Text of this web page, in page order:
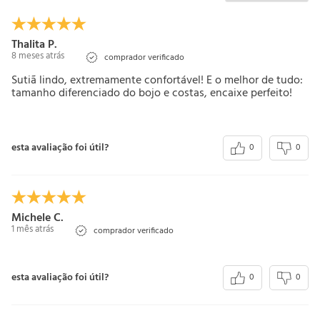
Thalita P.
8 meses atrás comprador verificado
Sutiã lindo, extremamente confortável! E o melhor de tudo:
tamanho diferenciado do bojo e costas, encaixe perfeito!
esta avaliação foi útil? 0 0
Michele C.
1 mês atrás comprador verificado
esta avaliação foi útil? 0 0